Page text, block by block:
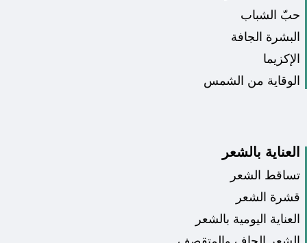
حبّ الشباب
البشرة الجافة
الإكزيما
الوقاية من الشمس
العناية بالشعر
تساقط الشعر
قشرة الشعر
العناية اليومية بالشعر